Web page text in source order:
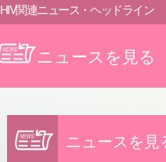
ニュースを見る
HIV関連ニュース・ヘッドライン
ニュースを見